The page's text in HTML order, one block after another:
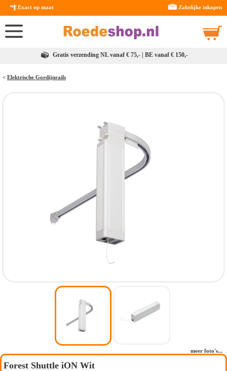
Exact op maat Zakelijke inkopen
Gratis verzending NL vanaf € 75,- | BE vanaf € 150,-
< Elektrische Gordijnrails
meer foto's...
Forest Shuttle iON Wit